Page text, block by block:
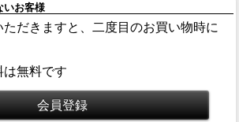
いお客様
だきますと、二度目のお買い物時に
は無料です